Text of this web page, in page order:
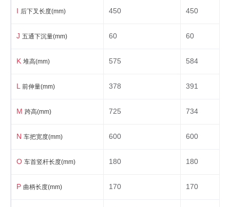
I 后下叉长度(mm) 450 450
J 五通下沉量(mm) 60 60
K 堆高(mm) 575 584
L 前伸量(mm) 378 391
M 跨高(mm) 725 734
N 车把宽度(mm) 600 600
O 车首竖杆长度(mm) 180 180
P 曲柄长度(mm) 170 170